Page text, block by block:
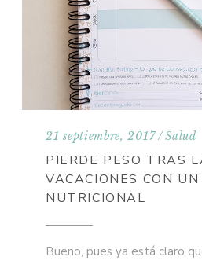
21 septiembre, 2017 Salud
PIERDE PESO TRAS
VACACIONES CON
NUTRICIONAL
Bueno, pues ya está claro